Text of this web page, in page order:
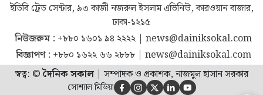
ইডিবি ট্রেড সেন্টার, ৯৩ কাজী নজরুল ইসলাম এভিনিউ, কারওয়ান বাজার,
ঢাকা-১২১৫
নিউজরুম : +৮৮০ ১৬০১ ৯৪ ২২২২| news@dainiksokal.com
বিজ্ঞাপণ : +৮৮০ ১৬২২ ৬৬ ২৮৮৮| news@dainiksokal.com
স্বত্ব: ©দৈনিক সকাল| সম্পাদক ও প্রকাশক, নাজমুল হাসান সরকার
সোশ্যাল মিডিয়া     